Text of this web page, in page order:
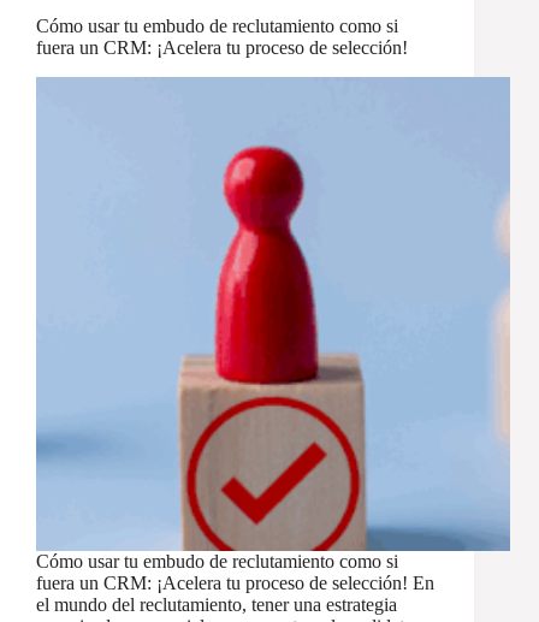
Cómo usar tu embudo de reclutamiento como si
fuera un CRM: ¡Acelera tu proceso de selección!
Cómo usar tu embudo de reclutamiento como si
fuera un CRM: ¡Acelera tu proceso de selección! En
el mundo del reclutamiento, tener una estrategia